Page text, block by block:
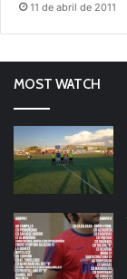
11 de abril de 2011
MOST WATCH